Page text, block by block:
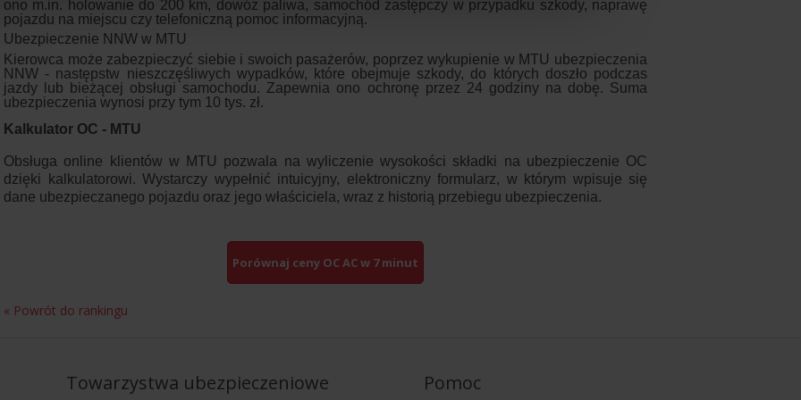
ono m.in. holowanie do 200 km, dowóz paliwa, samochód zastępczy w przypadku szkody, naprawę
pojazdu na miejscu czy telefoniczną pomoc informacyjną.
Ubezpieczenie NNW w MTU
Kierowca może zabezpieczyć siebie i swoich pasażerów, poprzez wykupienie w MTU ubezpieczenia
NNW - następstw nieszczęśliwych wypadków, które obejmuje szkody, do których doszło podczas
jazdy lub bieżącej obsługi samochodu. Zapewnia ono ochronę przez 24 godziny na dobę. Suma
ubezpieczenia wynosi przy tym 10 tys. zł.
Kalkulator OC - MTU
Obsługa online klientów w MTU pozwala na wyliczenie wysokości składki na ubezpieczenie OC
dzięki kalkulatorowi. Wystarczy wypełnić intuicyjny, elektroniczny formularz, w którym wpisuje się
dane ubezpieczanego pojazdu oraz jego właściciela, wraz z historią przebiegu ubezpieczenia.
Porównaj ceny OC AC w 7 minut
« Powrót do rankingu
Towarzystwa ubezpieczeniowe Pomoc